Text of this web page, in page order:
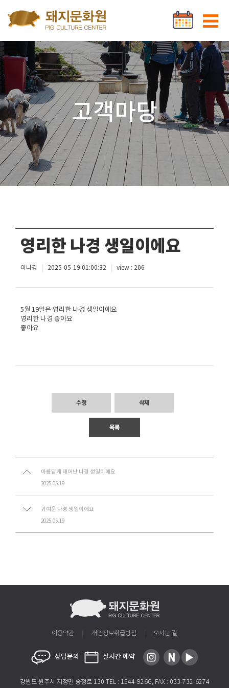
로그인
고객마당
영리한 나경 생일이에요
이나경 2025-05-19 01:00:32 view : 206
5월 19일은 영리한 나경 생일이에요
영리한 나경 좋아요
좋아요
수정 삭제
목록
아름답게 태어난 나경 생일이에요
2025.05.19
귀여운 나경 생일이에요
2025.05.19
이용약관 개인정보취급방침 오시는 길
강원도 원주시 지정면 송정로 130 TEL : 1544-9266, FAX : 033-732-6274
상담문의 실시간 예약